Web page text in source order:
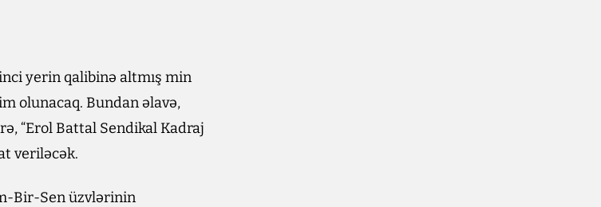
yerin qalibinə altmış min
olunacaq. Bundan əlavə,
“Erol Battal Sendikal Kadraj
veriləcək.
Bir-Sen üzvlərinin